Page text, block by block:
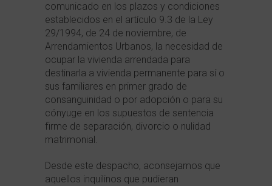
comunicado en los plazos y condiciones
establecidos en el artículo 9.3 de la Ley
29/1994, de 24 de noviembre, de
Arrendamientos Urbanos, la necesidad de
ocupar la vivienda arrendada para
destinarla a vivienda permanente para sí o
sus familiares en primer grado de
consanguinidad o por adopción o para su
cónyuge en los supuestos de sentencia
firme de separación, divorcio o nulidad
matrimonial.
Desde este despacho, aconsejamos que
aquellos inquilinos que pudieran